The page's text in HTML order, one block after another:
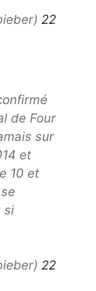
22
de Four
sur
et
10 et
si
22